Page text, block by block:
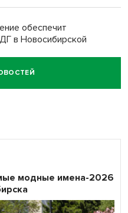
обеспечит
в Новосибирской
объявляет
модные имена-2026